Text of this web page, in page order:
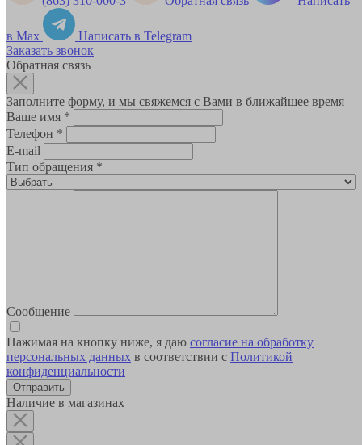
в Max
Написать в Telegram
Заказать звонок
Обратная связь
Заполните форму, и мы свяжемся с Вами в ближайшее время
Ваше имя *
Телефон *
E-mail
Тип обращения *
Сообщение
Нажимая на кнопку ниже, я даю согласие на обработку
персональных данных в соответствии с Политикой
конфиденциальности
Наличие в магазинах